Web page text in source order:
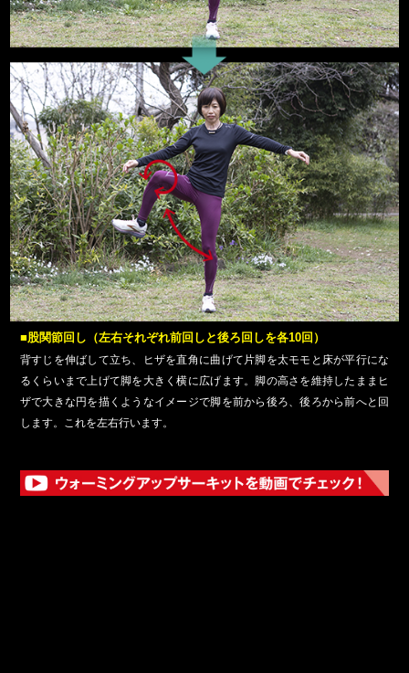
■股関節回し（左右それぞれ前回しと後ろ回しを各10回）
背すじを伸ばして立ち、ヒザを直角に曲げて片脚を太モモと床が平行にな
るくらいまで上げて脚を大きく横に広げます。脚の高さを維持したままヒ
ザで大きな円を描くようなイメージで脚を前から後ろ、後ろから前へと回
します。これを左右行います。